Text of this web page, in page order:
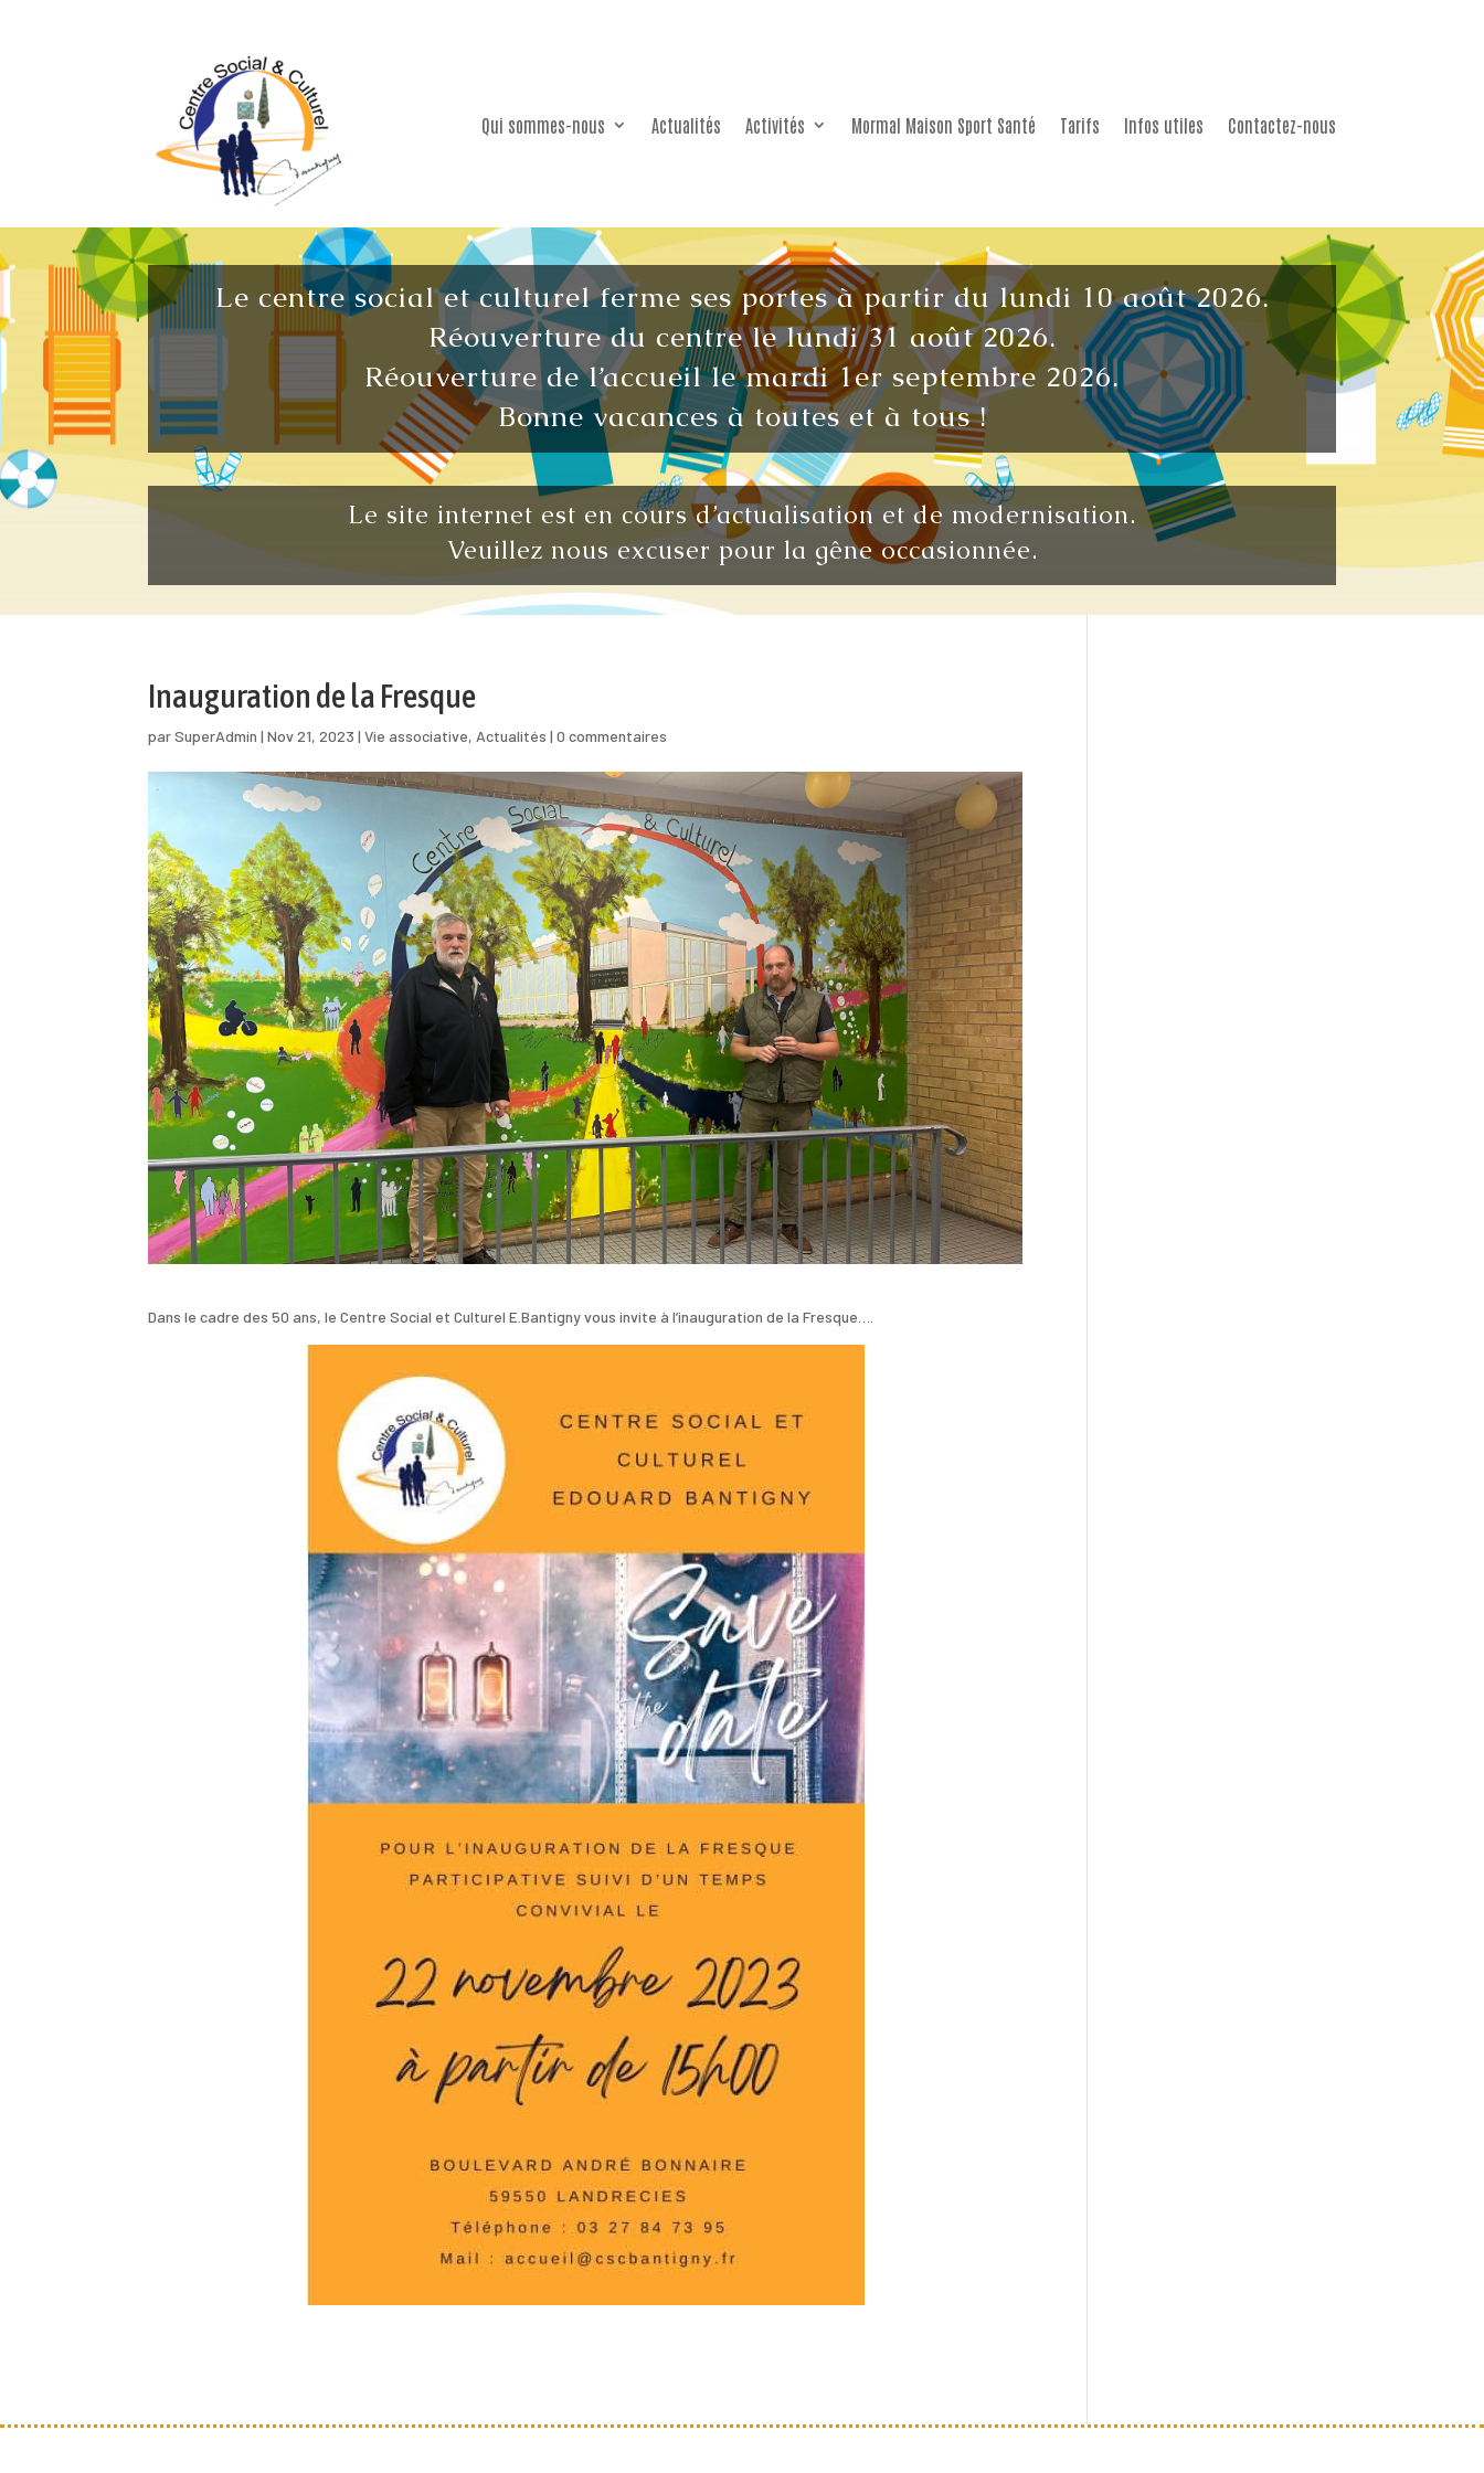
Qui sommes-nous Actualités Activités Mormal Maison Sport Santé Tarifs Infos utiles Contactez-nous
Le centre social et culturel ferme ses portes à partir du lundi 10 août 2026.
Réouverture du centre le lundi 31 août 2026.
Réouverture de l’accueil le mardi 1er septembre 2026.
Bonne vacances à toutes et à tous !
Le site internet est en cours d’actualisation et de modernisation.
Veuillez nous excuser pour la gêne occasionnée.
Inauguration de la Fresque
parSuperAdmin |Nov 21, 2023 |Vie associative,Actualités |0 commentaires
Dans le cadre des 50 ans, le Centre Social et Culturel E.Bantigny vous invite à l’inauguration de la Fresque….